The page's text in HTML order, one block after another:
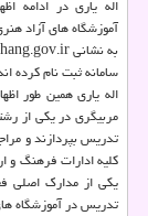
اله یاری در ادامه
سامانه ثبت نام كرده
اله یاری همین طور
مربیگری در یكی از
تدریس بپردازند و
كلیه ادارات فرهنگ و
یكی از مدارك اصلی
تدریس در آموزشگاه